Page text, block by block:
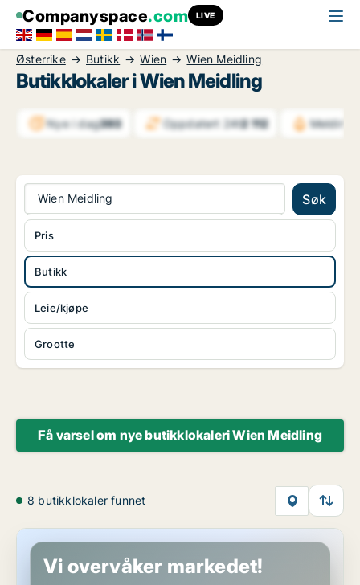
Companyspace.com LIVE
Østerrike Butikk Wien Wien Meidling
Butikklokaler i Wien Meidling
Nye i dag393 Oppdatert 24t2 112
Wien Meidling Søk
Butikk
Leie/kjøpe
Grootte
Pris
Få varsel om nye butikklokaleri Wien Meidling
8 butikklokaler funnet
Butikk i Wien Meidling, Wien
Vi overvåker markedet!